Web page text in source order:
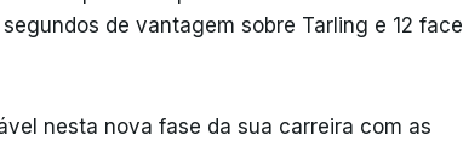
de vantagem sobre Tarling e 12 face
nesta nova fase da sua carreira com as